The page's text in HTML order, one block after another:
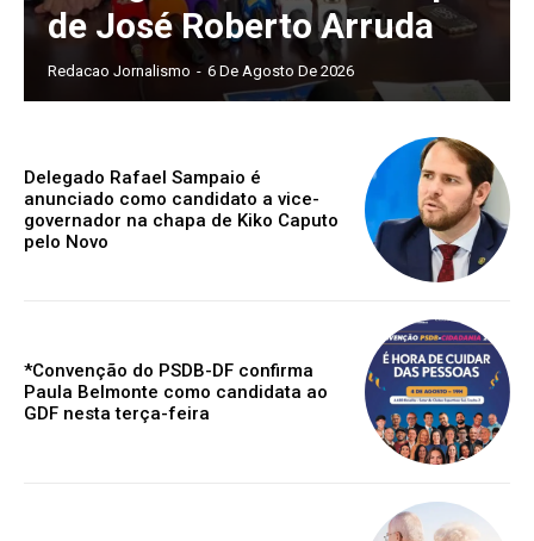
de José Roberto Arruda
Redacao Jornalismo - 6 De Agosto De 2026
Delegado Rafael Sampaio é
anunciado como candidato a vice-
governador na chapa de Kiko Caputo
pelo Novo
*Convenção do PSDB-DF confirma
Paula Belmonte como candidata ao
GDF nesta terça-feira